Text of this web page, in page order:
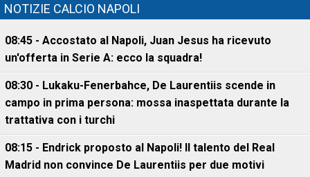
NOTIZIE CALCIO NAPOLI
08:45 - Accostato al Napoli, Juan Jesus ha ricevuto
un'offerta in Serie A: ecco la squadra!
08:30 - Lukaku-Fenerbahce, De Laurentiis scende in
campo in prima persona: mossa inaspettata durante la
trattativa con i turchi
08:15 - Endrick proposto al Napoli! Il talento del Real
Madrid non convince De Laurentiis per due motivi